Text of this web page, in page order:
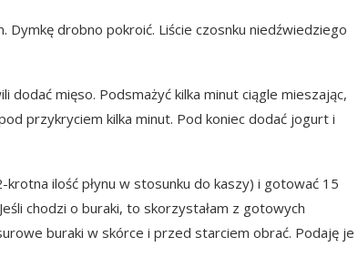
drobno pokroić. Liście czosnku niedźwiedziego
dodać mięso. Podsmażyć kilka minut ciągle mieszając,
przykryciem kilka minut. Pod koniec dodać jogurt i
ilość płynu w stosunku do kaszy) i gotować 15
chodzi o buraki, to skorzystałam z gotowych
buraki w skórce i przed starciem obrać. Podaję je